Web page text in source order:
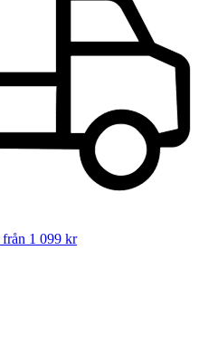
från 1 099 kr